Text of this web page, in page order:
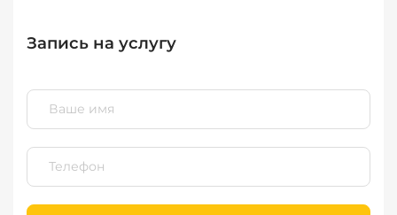
Запись на услугу